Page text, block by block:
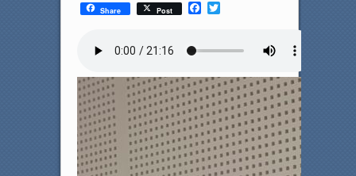
Share Post
F
o
k
T
r